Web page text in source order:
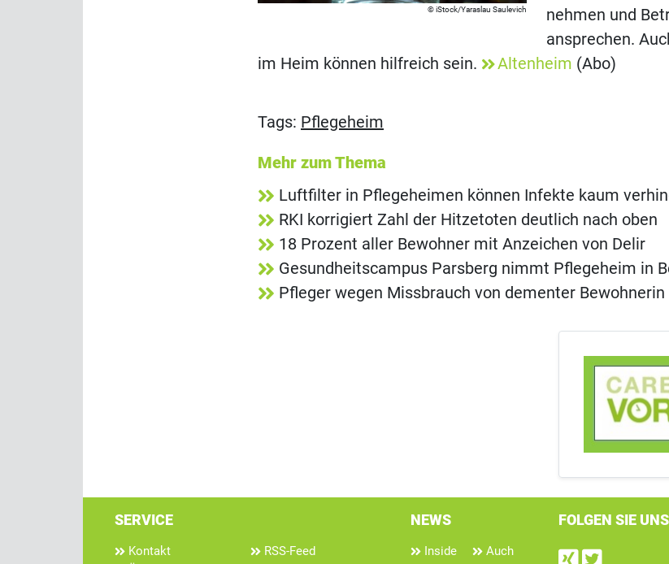
iStock/Yaraslau Saulevich
nehmen und
ansprechen.
im Heim können hilfreich sein.
Altenheim (Abo)
Tags: Pflegeheim
Mehr zum Thema
Luftfilter in Pflegeheimen können Infekte kaum
RKI korrigiert Zahl der Hitzetoten deutlich nach oben
18 Prozent aller Bewohner mit Anzeichen von Delir
Gesundheitscampus Parsberg nimmt Pflegeheim in
Pfleger wegen Missbrauch von dementer
SERVICE
Kontakt
RSS-Feed
NEWS
Inside
Auch
FOLGEN SIE UNS
Find us